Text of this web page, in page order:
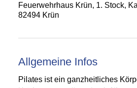
Feuerwehrhaus Krün, 1. Stock,
82494 Krün
Allgemeine Infos
Pilates ist ein ganzheitliches